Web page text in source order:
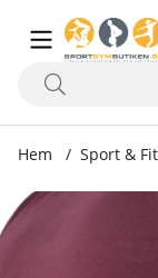
Hem Sport &
Produktbilder